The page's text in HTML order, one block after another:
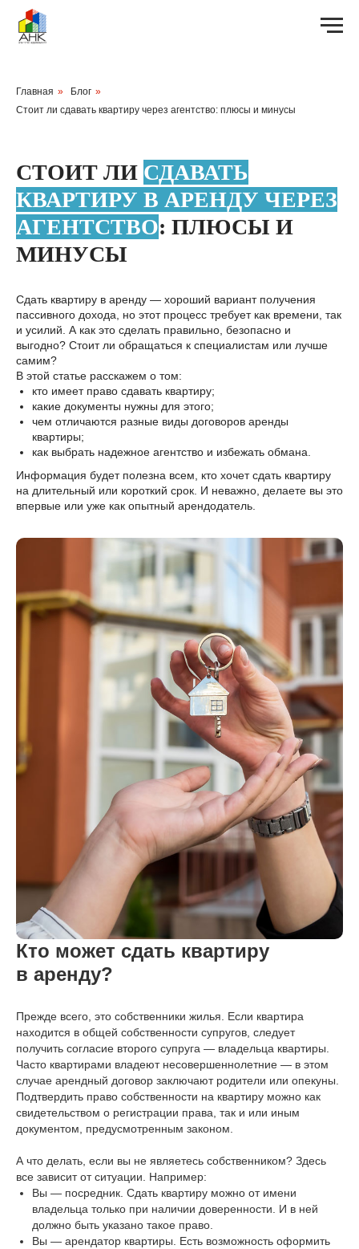
Главная » Блог »
Стоит ли сдавать квартиру через агентство: плюсы и минусы
СТОИТ ЛИ СДАВАТЬ
КВАРТИРУ В АРЕНДУ ЧЕРЕЗ
АГЕНТСТВО: ПЛЮСЫ И
МИНУСЫ
Сдать квартиру в аренду — хороший вариант получения
пассивного дохода, но этот процесс требует как времени, так
и усилий. А как это сделать правильно, безопасно и
выгодно? Стоит ли обращаться к специалистам или лучше
самим?
В этой статье расскажем о том:
кто имеет право сдавать квартиру;
какие документы нужны для этого;
чем отличаются разные виды договоров аренды
квартиры;
как выбрать надежное агентство и избежать обмана.
Информация будет полезна всем, кто хочет сдать квартиру
на длительный или короткий срок. И неважно, делаете вы это
впервые или уже как опытный арендодатель.
Кто может сдать квартиру
в аренду?
Прежде всего, это собственники жилья. Если квартира
находится в общей собственности супругов, следует
получить согласие второго супруга — владельца квартиры.
Часто квартирами владеют несовершеннолетние — в этом
случае арендный договор заключают родители или опекуны.
Подтвердить право собственности на квартиру можно как
свидетельством о регистрации права, так и или иным
документом, предусмотренным законом.
А что делать, если вы не являетесь собственником? Здесь
все зависит от ситуации. Например:
Вы — посредник. Сдать квартиру можно от имени
владельца только при наличии доверенности. И в ней
должно быть указано такое право.
Вы — арендатор квартиры. Есть возможность оформить